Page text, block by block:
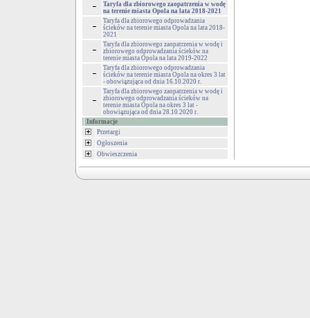
Taryfa dla zbiorowego zaopatrzenia w wodę
na terenie miasta Opola na lata 2018-2021
Taryfa dla zbiorowego odprowadzania
ścieków na terenie miasta Opola na lata 2018-
2021
Taryfa dla zbiorowego zaopatrzenia w wodę i
zbiorowego odprowadzania ścieków na
terenie miasta Opola na lata 2019-2022
Taryfa dla zbiorowego odprowadzania
ścieków na terenie miasta Opola na okres 3 lat
- obowiązująca od dnia 16.10.2020 r.
Taryfa dla zbiorowego zaopatrzenia w wodę i
zbiorowego odprowadzania ścieków na
terenie miasta Opola na okres 3 lat -
obowiązująca od dnia 28.10.2020 r.
Informacje
Przetargi
Ogłoszenia
Obwieszczenia